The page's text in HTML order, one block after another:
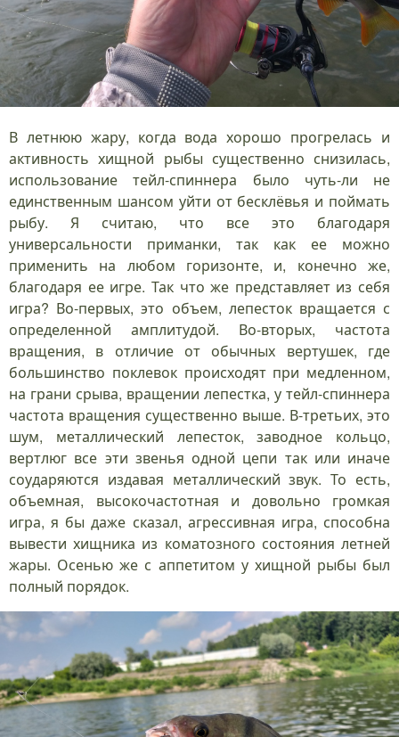
В летнюю жару, когда вода хорошо прогрелась и
активность хищной рыбы существенно снизилась,
использование тейл-спиннера было чуть-ли не
единственным шансом уйти от бесклёвья и поймать
рыбу. Я считаю, что все это благодаря
универсальности приманки, так как ее можно
применить на любом горизонте, и, конечно же,
благодаря ее игре. Так что же представляет из себя
игра? Во-первых, это объем, лепесток вращается с
определенной амплитудой. Во-вторых, частота
вращения, в отличие от обычных вертушек, где
большинство поклевок происходят при медленном,
на грани срыва, вращении лепестка, у тейл-спиннера
частота вращения существенно выше. В-третьих, это
шум, металлический лепесток, заводное кольцо,
вертлюг все эти звенья одной цепи так или иначе
соударяются издавая металлический звук. То есть,
объемная, высокочастотная и довольно громкая
игра, я бы даже сказал, агрессивная игра, способна
вывести хищника из коматозного состояния летней
жары. Осенью же с аппетитом у хищной рыбы был
полный порядок.